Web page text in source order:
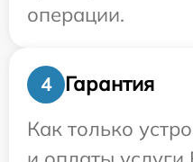
операции.
4
Гарантия
Как только